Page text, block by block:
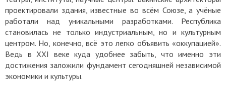
проектировали здания, известные во всём Союзе, а учёные
работали над уникальными разработками. Республика
становилась не только индустриальным, но и культурным
центром. Но, конечно, всё это легко объявить «оккупацией».
Ведь в XXI веке куда удобнее забыть, что именно эти
достижения заложили фундамент сегодняшней независимой
экономики и культуры.